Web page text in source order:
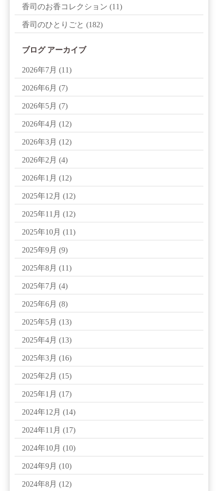
香司のお香コレクション (11)
香司のひとりごと (182)
ブログ アーカイブ
2026年7月 (11)
2026年6月 (7)
2026年5月 (7)
2026年4月 (12)
2026年3月 (12)
2026年2月 (4)
2026年1月 (12)
2025年12月 (12)
2025年11月 (12)
2025年10月 (11)
2025年9月 (9)
2025年8月 (11)
2025年7月 (4)
2025年6月 (8)
2025年5月 (13)
2025年4月 (13)
2025年3月 (16)
2025年2月 (15)
2025年1月 (17)
2024年12月 (14)
2024年11月 (17)
2024年10月 (10)
2024年9月 (10)
2024年8月 (12)